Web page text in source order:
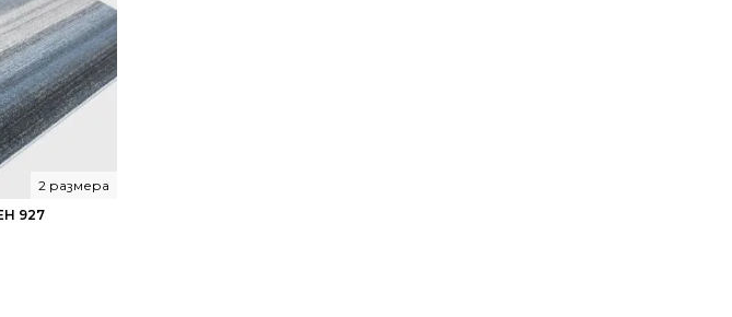
927
2 размера